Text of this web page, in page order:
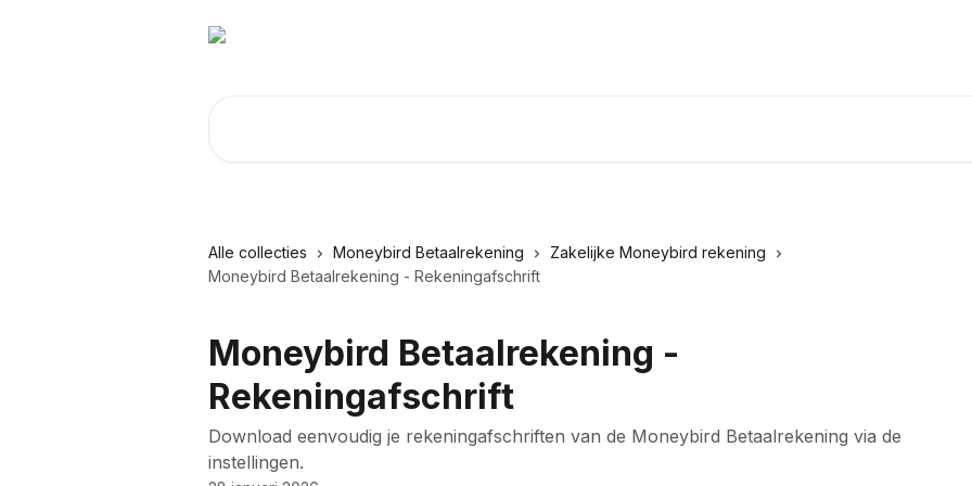
Alle collecties Moneybird Betaalrekening
Zakelijke Moneybird rekening
Moneybird Betaalrekening - Rekeningafschrift
Moneybird Betaalrekening -
Rekeningafschrift
Download eenvoudig je rekeningafschriften van de Moneybird Betaalrekening via de
instellingen.